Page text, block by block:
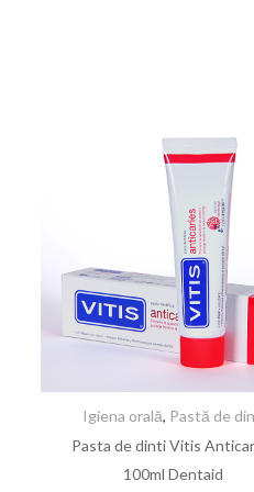
Igiena orală, Pastă de
Pasta de dinti Vitis
100ml Dentaid